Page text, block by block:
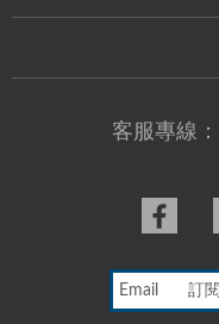
客服專線：
Email